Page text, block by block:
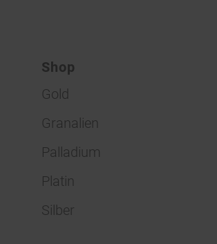
Shop
Gold
Granalien
Palladium
Platin
Silber